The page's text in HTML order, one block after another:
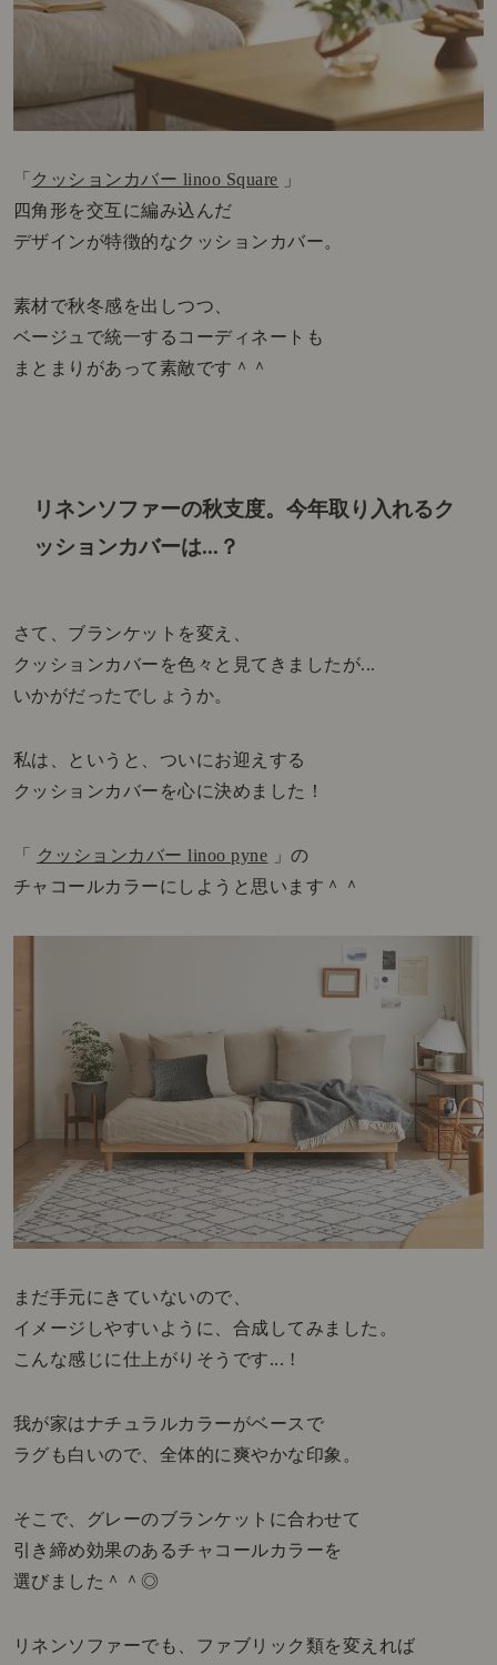
「 クッションカバー linoo Square 」
四角形を交互に編み込んだ
デザインが特徴的なクッションカバー。
素材で秋冬感を出しつつ、
ベージュで統一するコーディネートも
まとまりがあって素敵です＾＾
リネンソファーの秋支度。今年取り入れるク
ッションカバーは...？
さて、ブランケットを変え、
クッションカバーを色々と見てきましたが...
いかがだったでしょうか。
私は、というと、ついにお迎えする
クッションカバーを心に決めました！
「 クッションカバー linoo pyne 」の
チャコールカラーにしようと思います＾＾
まだ手元にきていないので、
イメージしやすいように、合成してみました。
こんな感じに仕上がりそうです... !
我が家はナチュラルカラーがベースで
ラグも白いので、全体的に爽やかな印象。
そこで、グレーのブランケットに合わせて
引き締め効果のあるチャコールカラーを
選びました＾＾◎
リネンソファーでも、ファブリック類を変えれば